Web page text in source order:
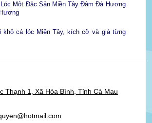
Lóc Một Đặc Sản Miền Tây Đậm Đà Hương
khô cá lóc Miền Tây, kích cỡ và giá từng
Thạnh 1, Xã Hòa Bình, Tỉnh Cà Mau